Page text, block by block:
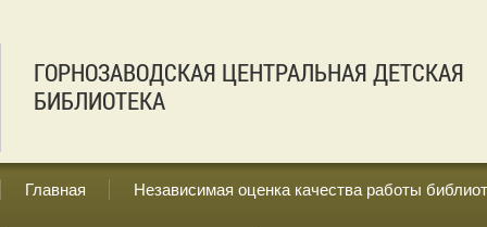
ГОРНОЗАВОДСКАЯ ЦЕНТРАЛЬНАЯ ДЕТСКАЯ
БИБЛИОТЕКА
Главная Независимая оценка качества работы